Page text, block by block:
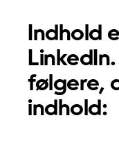
Indhold
følgere,
indhold: